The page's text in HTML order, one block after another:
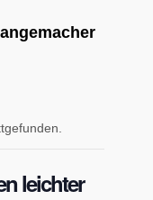
leichter